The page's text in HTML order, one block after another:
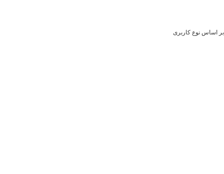
بر اساس نوع کاربری